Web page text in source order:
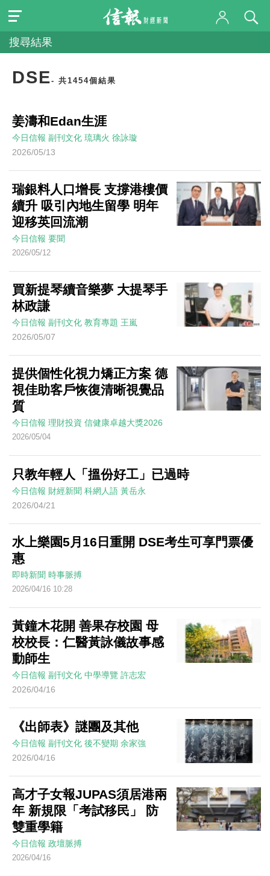
搜尋結果
DSE- 共1454個結果
姜濤和Edan生涯
今日信報 副刊文化 琉璃火 徐詠璇
2026/05/13
瑞銀料人口增長 支撐港樓價
續升 吸引內地生留學 明年
迎移英回流潮
今日信報 要聞
2026/05/12
買新提琴續音樂夢 大提琴手
林政謙
今日信報 副刊文化 教育專題 王嵐
2026/05/07
提供個性化視力矯正方案 德
視佳助客戶恢復清晰視覺品
質
今日信報 理財投資 信健康卓越大獎2026
2026/05/04
只教年輕人「搵份好工」已過時
今日信報 財經新聞 科網人語 黃岳永
2026/04/21
水上樂園5月16日重開 DSE考生可享門票優
惠
即時新聞 時事脈搏
2026/04/16 10:28
黃鐘木花開 善果存校園 母
校校長：仁醫黃詠儀故事感
動師生
今日信報 副刊文化 中學導覽 許志宏
2026/04/16
《出師表》謎團及其他
今日信報 副刊文化 後不變期 余家強
2026/04/16
高才子女報JUPAS須居港兩
年 新規限「考試移民」 防
雙重學籍
今日信報 政壇脈搏
2026/04/16